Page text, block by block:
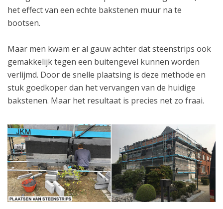
het effect van een echte bakstenen muur na te
bootsen.
Maar men kwam er al gauw achter dat steenstrips ook
gemakkelijk tegen een buitengevel kunnen worden
verlijmd. Door de snelle plaatsing is deze methode en
stuk goedkoper dan het vervangen van de huidige
bakstenen. Maar het resultaat is precies net zo fraai.